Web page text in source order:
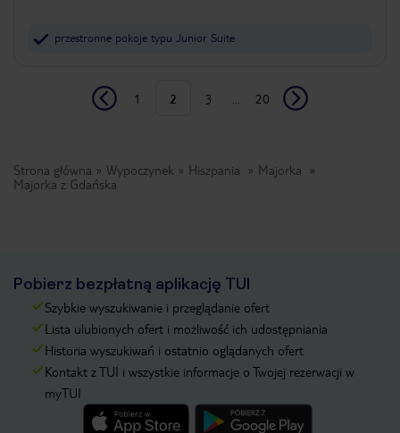
przestronne pokoje typu Junior Suite
1 2 3 20
Strona główna Wypoczynek Hiszpania
Majorka
Majorka z Gdańska
Pobierz bezpłatną aplikację TUI
Szybkie wyszukiwanie i przeglądanie ofert
Lista ulubionych ofert i możliwość ich udostępniania
Historia wyszukiwań i ostatnio oglądanych ofert
Kontakt z TUI i wszystkie informacje o Twojej rezerwacji w
myTUI